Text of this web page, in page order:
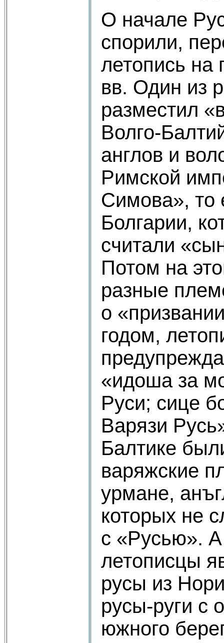
О начале
спорили,
летопись на
вв. Один из
разместил
Волго-
англов и
Римской
Симова», то
Болгарии,
считали
Потом на
разные
о
годом,
«идоша за
Руси; сице
Варязи
Балтике
варяжские
урмане,
которых не
с «Русью». А
летописцы
русы из
русы-руги с
южного